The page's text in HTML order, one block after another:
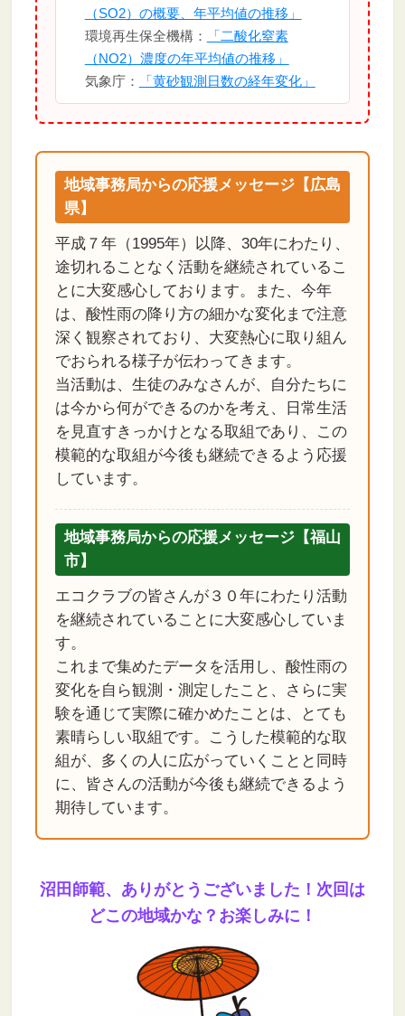
（SO2）の概要、年平均値の推移」
環境再生保全機構：
「二酸化窒素
（NO2）濃度の年平均値の推移」
気象庁：
「黄砂観測日数の経年変化」
地域事務局からの応援メッセージ【広島
県】
平成７年（1995年）以降、30年にわたり、
途切れることなく活動を継続されているこ
とに大変感心しております。また、今年
は、酸性雨の降り方の細かな変化まで注意
深く観察されており、大変熱心に取り組ん
でおられる様子が伝わってきます。
当活動は、生徒のみなさんが、自分たちに
は今から何ができるのかを考え、日常生活
を見直すきっかけとなる取組であり、この
模範的な取組が今後も継続できるよう応援
しています。
地域事務局からの応援メッセージ【福山
市】
エコクラブの皆さんが３０年にわたり活動
を継続されていることに大変感心していま
す。
これまで集めたデータを活用し、酸性雨の
変化を自ら観測・測定したこと、さらに実
験を通じて実際に確かめたことは、とても
素晴らしい取組です。こうした模範的な取
組が、多くの人に広がっていくことと同時
に、皆さんの活動が今後も継続できるよう
期待しています。
沼田師範、ありがとうございました！次回は
どこの地域かな？お楽しみに！